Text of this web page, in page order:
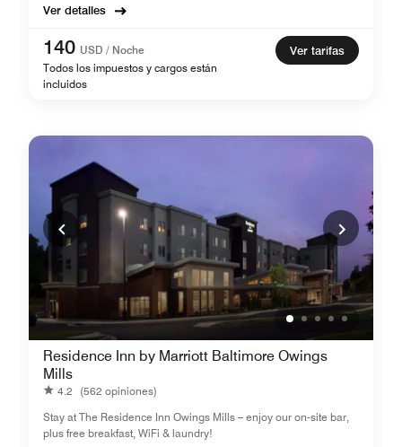
Ver detalles
140 USD / Noche
Todos los impuestos y cargos están
incluidos
Ver tarifas
Residence Inn by Marriott Baltimore Owings
Mills
4.2
(562 opiniones)
Stay at The Residence Inn Owings Mills – enjoy our on-site bar,
plus free breakfast, WiFi & laundry!